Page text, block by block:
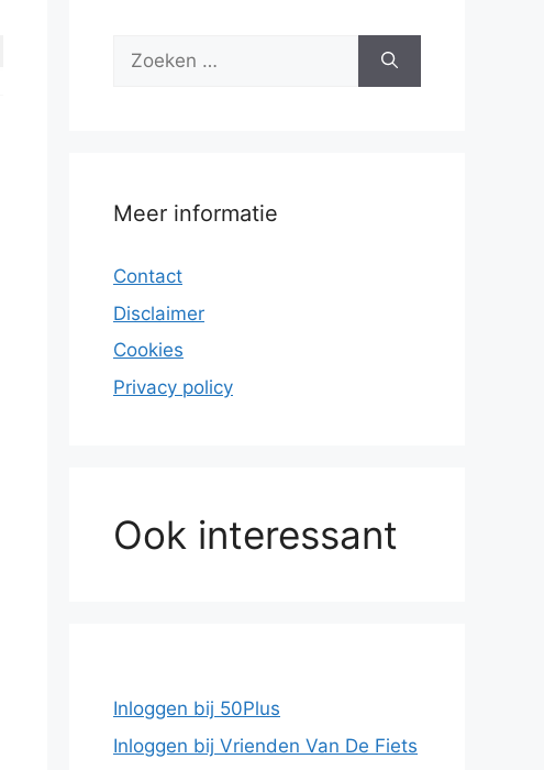
Zoek
Meer informatie
Contact
Disclaimer
Cookies
Privacy policy
Ook interessant
Inloggen bij 50Plus
Inloggen bij Vrienden Van De Fiets